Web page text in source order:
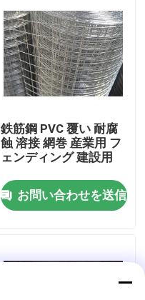
鉄筋鋼 PVC 覆い 耐腐
蝕 溶接 網巻 産業用 フ
ェンディング 建設用
お問い合わせを送信